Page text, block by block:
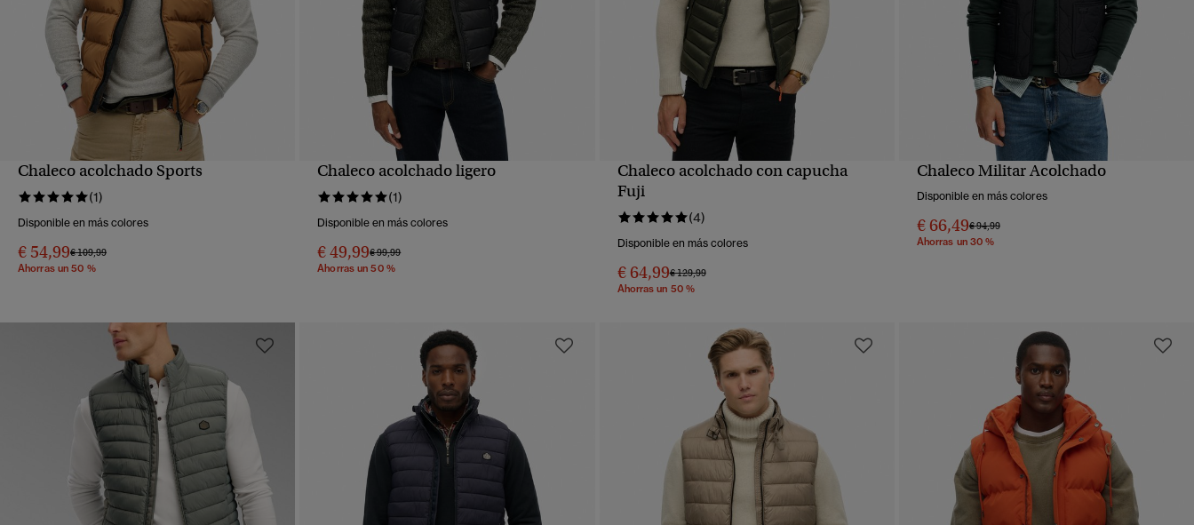
VISTA RÁPIDA
Chaleco acolchado Sports
(1)
Disponible en más colores
€ 54,99Precio rebajado de
€ 109,99a
Ahorras un 50 %
VISTA RÁPIDA
Chaleco acolchado ligero
(1)
Disponible en más colores
€ 49,99Precio rebajado de
€ 99,99a
Ahorras un 50 %
Chaleco acolchado con capucha
Fuji
(4)
Disponible en más colores
€ 64,99Precio rebajado de
€ 129,99a
Ahorras un 50 %
Chaleco Militar Acolchado
Disponible en más colores
€ 66,49Precio rebajado de
€ 94,99a
Ahorras un 30 %